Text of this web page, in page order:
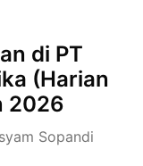
di PT
(Harian
2026
Sopandi